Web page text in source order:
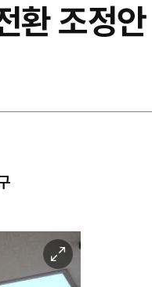
환 조정
이
미